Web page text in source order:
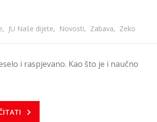
, JU Naše dijete, Novosti, Zabava, Zeko
i raspjevano. Kao što je i naučno